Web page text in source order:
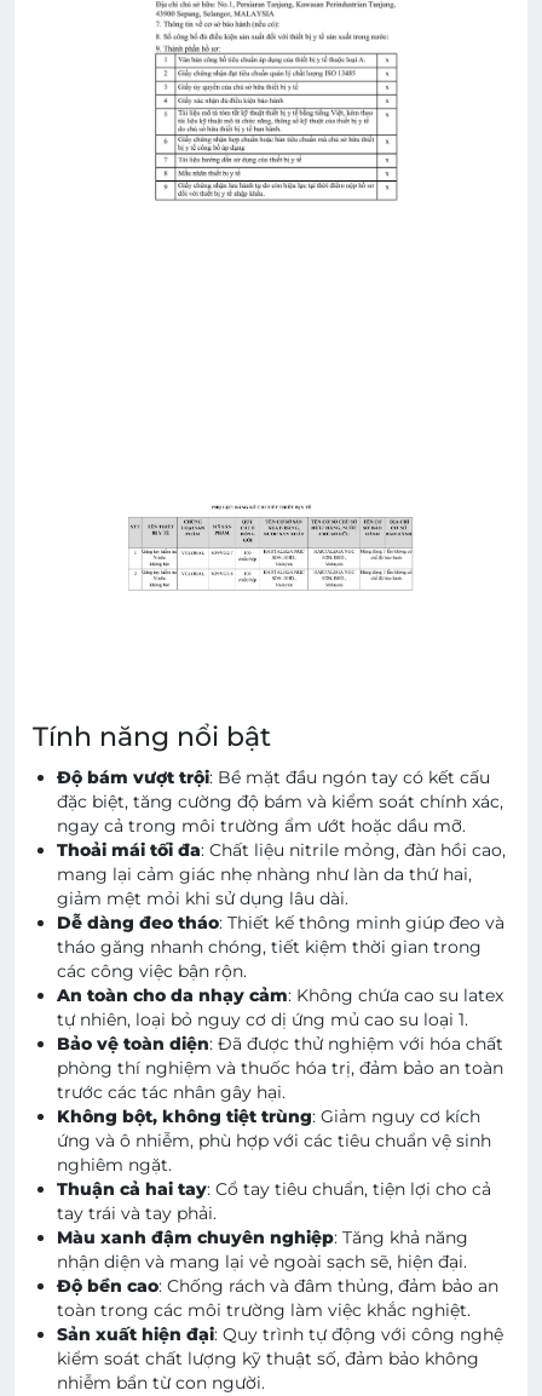
Tính năng nổi bật
Độ bám vượt trội: Bề mặt đầu ngón tay có kết cấu
đặc biệt, tăng cường độ bám và kiểm soát chính xác,
ngay cả trong môi trường ẩm ướt hoặc dầu mỡ.
Thoải mái tối đa: Chất liệu nitrile mỏng, đàn hồi cao,
mang lại cảm giác nhẹ nhàng như làn da thứ hai,
giảm mệt mỏi khi sử dụng lâu dài.
Dễ dàng đeo tháo: Thiết kế thông minh giúp đeo và
tháo găng nhanh chóng, tiết kiệm thời gian trong
các công việc bận rộn.
An toàn cho da nhạy cảm: Không chứa cao su latex
tự nhiên, loại bỏ nguy cơ dị ứng mủ cao su loại 1.
Bảo vệ toàn diện: Đã được thử nghiệm với hóa chất
phòng thí nghiệm và thuốc hóa trị, đảm bảo an toàn
trước các tác nhân gây hại.
Không bột, không tiệt trùng: Giảm nguy cơ kích
ứng và ô nhiễm, phù hợp với các tiêu chuẩn vệ sinh
nghiêm ngặt.
Thuận cả hai tay: Cổ tay tiêu chuẩn, tiện lợi cho cả
tay trái và tay phải.
Màu xanh đậm chuyên nghiệp: Tăng khả năng
nhận diện và mang lại vẻ ngoài sạch sẽ, hiện đại.
Độ bền cao: Chống rách và đâm thủng, đảm bảo an
toàn trong các môi trường làm việc khắc nghiệt.
Sản xuất hiện đại: Quy trình tự động với công nghệ
kiểm soát chất lượng kỹ thuật số, đảm bảo không
nhiễm bẩn từ con người.